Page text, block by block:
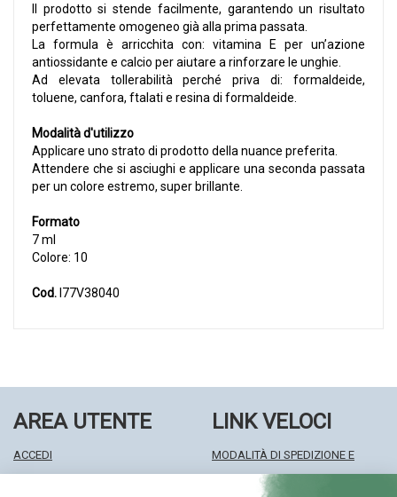
Il prodotto si stende facilmente, garantendo un risultato
perfettamente omogeneo già alla prima passata.
La formula è arricchita con: vitamina E per un’azione
antiossidante e calcio per aiutare a rinforzare le unghie.
Ad elevata tollerabilità perché priva di: formaldeide,
toluene, canfora, ftalati e resina di formaldeide.
Modalità d'utilizzo
Applicare uno strato di prodotto della nuance preferita.
Attendere che si asciughi e applicare una seconda passata
per un colore estremo, super brillante.
Formato
7 ml
Colore: 10
Cod. I77V38040
AREA UTENTE
ACCEDI
LINK VELOCI
MODALITÀ DI SPEDIZIONE E